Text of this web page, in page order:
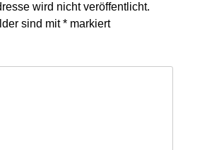
wird nicht veröffentlicht.
sind mit* markiert